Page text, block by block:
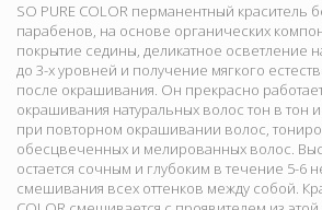
SO PURE COLOR перманентный краситель
парабенов, на основе органических
покрытие седины, деликатное осветление
до 3-х уровней и получение мягкого
после окрашивания. Он прекрасно
окрашивания натуральных волос тон в тон
при повторном окрашивании волос,
обесцвеченных и мелированных волос.
остается сочным и глубоким в течение 5-6
смешивания всех оттенков между собой.